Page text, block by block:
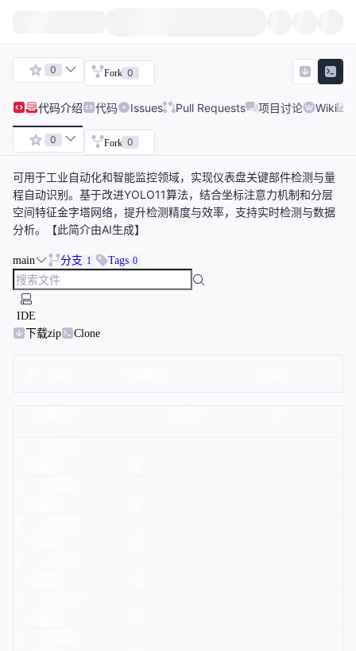
0 Fork 0
代码介绍 代码 Issues Pull Requests 项目讨论 Wiki
0 Fork 0
可用于工业自动化和智能监控领域，实现仪表盘关键部件检测与量
程自动识别。基于改进YOLO11算法，结合坐标注意力机制和分层
空间特征金字塔网络，提升检测精度与效率，支持实时检测与数据
分析。【此简介由AI生成】
main 分支 1 Tags 0
IDE
下载zip
Clone